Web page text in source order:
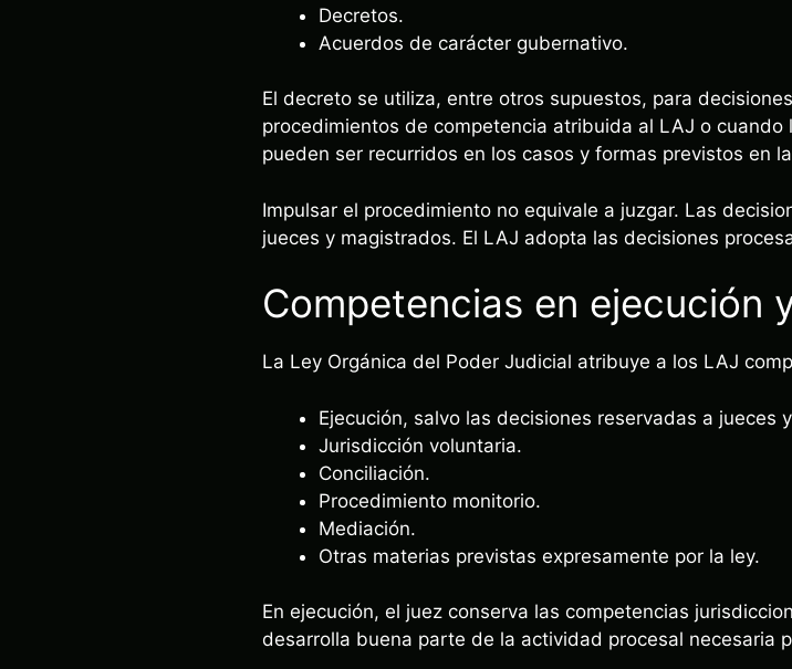
Decretos.
Acuerdos de carácter gubernativo.
El decreto se utiliza, entre otros supuestos, para
procedimientos de competencia atribuida al LAJ o
pueden ser recurridos en los casos y formas previstos en
Impulsar el procedimiento no equivale a juzgar. Las
jueces y magistrados. El LAJ adopta las decisiones
Competencias en ejecución
La Ley Orgánica del Poder Judicial atribuye a los LAJ
Ejecución, salvo las decisiones reservadas a jueces
Jurisdicción voluntaria.
Conciliación.
Procedimiento monitorio.
Mediación.
Otras materias previstas expresamente por la ley.
En ejecución, el juez conserva las competencias
desarrolla buena parte de la actividad procesal necesaria